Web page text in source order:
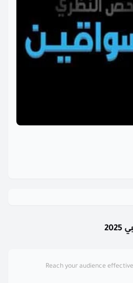
Reach your audience